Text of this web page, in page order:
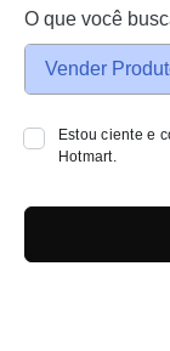
O que você
Vender
Estou ciente e
Hotmart.